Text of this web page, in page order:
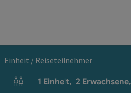
Einheit / Reiseteilnehmer
Einheitenanzahl und Personenfelder
1 Einheit, 2 Erwachsene,